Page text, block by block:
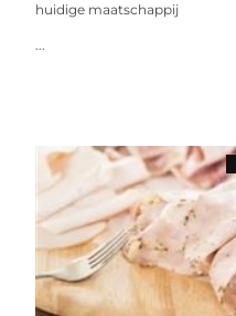
huidige maatschappij
...